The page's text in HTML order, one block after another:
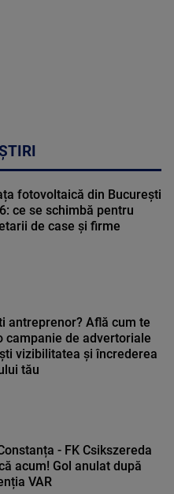
fotovoltaică din București
ce se schimbă pentru
de case și firme
antreprenor? Află cum te
campanie de advertoriale
vizibilitatea și încrederea
tău
- FK Csikszereda
acum! Gol anulat după
VAR